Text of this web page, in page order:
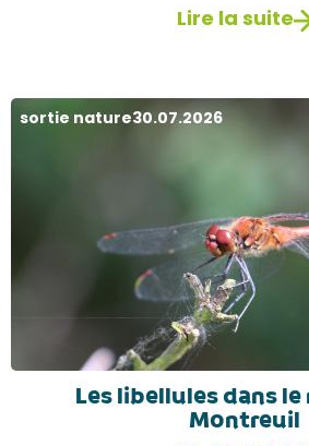
Lire la suite
sortie nature30.07.2026
Les libellules dans
Montreuil